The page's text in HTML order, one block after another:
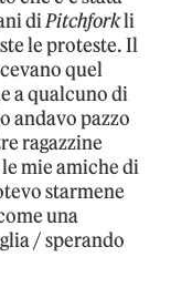
diPitchforkli
le proteste. Il
quel
a qualcuno di
andavo pazzo
ragazzine
mie amiche di
starmene
una
/ sperando